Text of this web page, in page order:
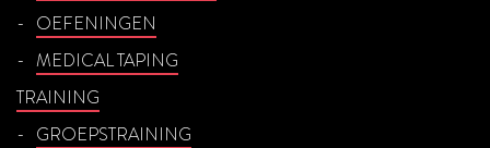
OEFENINGEN
MEDICAL TAPING
TRAINING
GROEPSTRAINING